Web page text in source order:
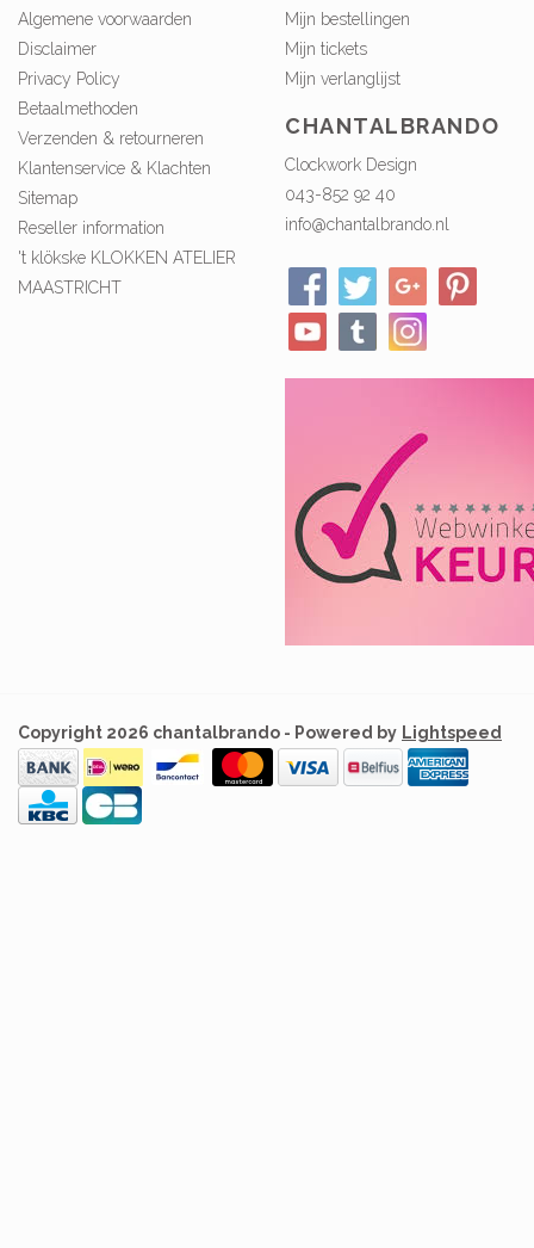
Algemene voorwaarden
Disclaimer
Privacy Policy
Betaalmethoden
Verzenden & retourneren
Klantenservice & Klachten
Sitemap
Reseller information
't klökske KLOKKEN ATELIER
MAASTRICHT
Mijn bestellingen
Mijn tickets
Mijn verlanglijst
CHANTALBRANDO
Clockwork Design
043-852 92 40
info@chantalbrando.nl
Copyright 2026 chantalbrando - Powered by Lightspeed